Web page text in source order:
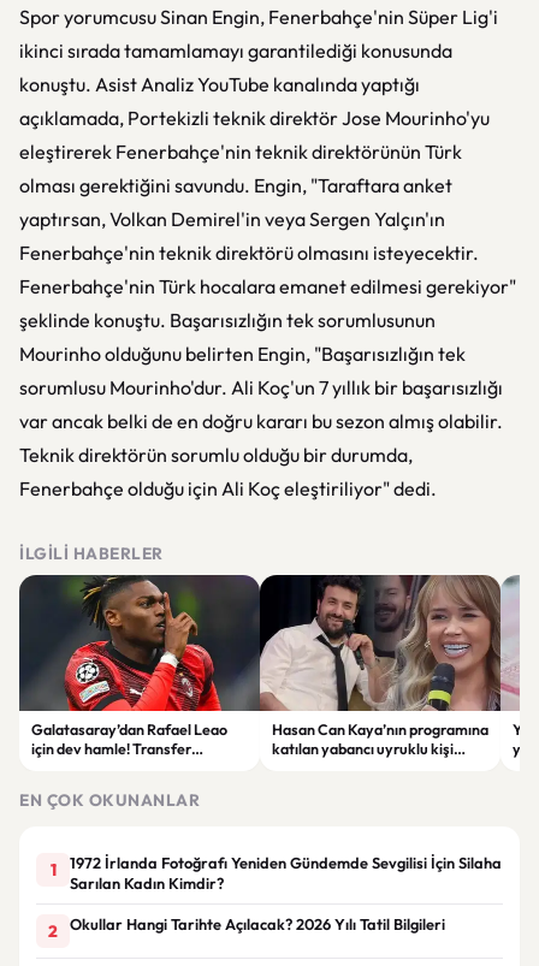
Spor yorumcusu Sinan Engin, Fenerbahçe'nin Süper Lig'i
ikinci sırada tamamlamayı garantilediği konusunda
konuştu. Asist Analiz YouTube kanalında yaptığı
açıklamada, Portekizli teknik direktör Jose Mourinho'yu
eleştirerek Fenerbahçe'nin teknik direktörünün Türk
olması gerektiğini savundu. Engin, "Taraftara anket
yaptırsan, Volkan Demirel'in veya Sergen Yalçın'ın
Fenerbahçe'nin teknik direktörü olmasını isteyecektir.
Fenerbahçe'nin Türk hocalara emanet edilmesi gerekiyor"
şeklinde konuştu. Başarısızlığın tek sorumlusunun
Mourinho olduğunu belirten Engin, "Başarısızlığın tek
sorumlusu Mourinho'dur. Ali Koç'un 7 yıllık bir başarısızlığı
var ancak belki de en doğru kararı bu sezon almış olabilir.
Teknik direktörün sorumlu olduğu bir durumda,
Fenerbahçe olduğu için Ali Koç eleştiriliyor" dedi.
İLGILI HABERLER
Galatasaray’dan Rafael Leao
için dev hamle! Transfer
Hasan Can Kaya’nın programına
katılan yabancı uyruklu kişi
EN ÇOK OKUNANLAR
1
1972 İrlanda Fotoğrafı Yeniden Gündemde Sevgilisi İçin Silaha
Sarılan Kadın Kimdir?
2 Okullar Hangi Tarihte Açılacak? 2026 Yılı Tatil Bilgileri